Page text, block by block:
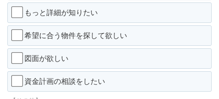
もっと詳細が知りたい
希望に合う物件を探して欲しい
図面が欲しい
資金計画の相談をしたい